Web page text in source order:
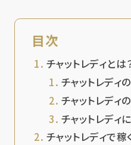
目次
チャットレディと
チャットレディ
チャットレディ
チャットレディ
チャットレディで